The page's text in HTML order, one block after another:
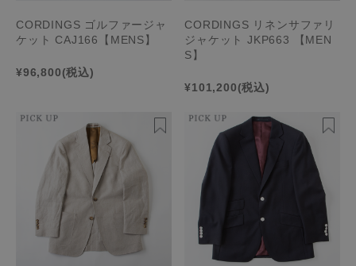
CORDINGS ゴルファージャ
ケット CAJ166【MENS】
¥96,800(税込)
CORDINGS リネンサファリ
ジャケット JKP663 【MEN
S】
¥101,200(税込)